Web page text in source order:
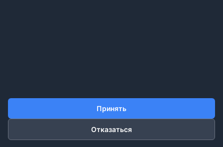
Принять
Отказаться